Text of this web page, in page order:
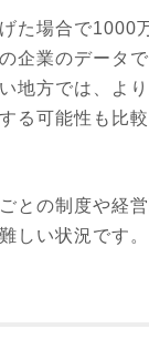
た場合で1000
企業のデータ
地方では、よ
る可能性も比
との制度や経
しい状況です。